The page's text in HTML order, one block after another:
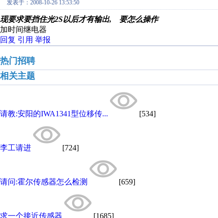
发表于：2008-10-26 13:53:50
现要求要挡住光2S以后才有输出, 要怎么操作
加时间继电器
回复 引用 举报
热门招聘
相关主题
请教:安阳的IWA1341型位移传... [534]
李工请进 [724]
请问:霍尔传感器怎么检测 [659]
求一个接近传感器 [1685]